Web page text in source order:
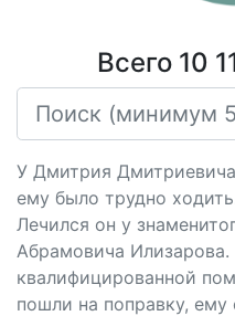
Всего 10
У Дмитрия
ему было трудно
Лечился он у
Абрамовича Илизарова.
квалифицированной
пошли на поправку, ему